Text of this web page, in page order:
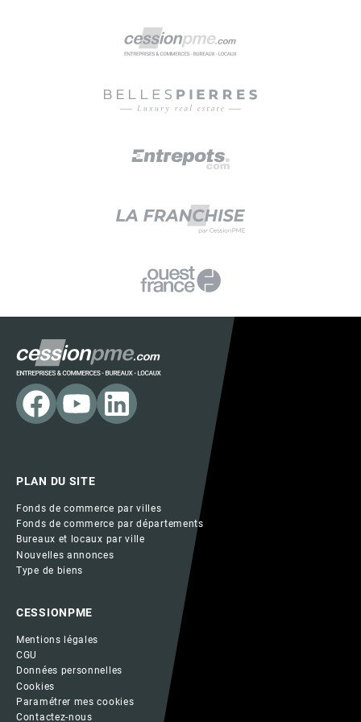
PLAN DU SITE
Fonds de commerce par villes
Fonds de commerce par départements
Bureaux et locaux par ville
Nouvelles annonces
Type de biens
CESSIONPME
Mentions légales
CGU
Données personnelles
Cookies
Paramétrer mes cookies
Contactez-nous